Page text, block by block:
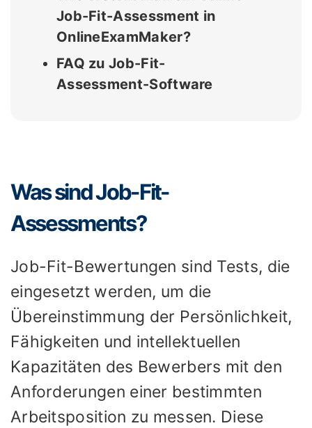
Job-Fit-Assessment in
OnlineExamMaker?
FAQ zu Job-Fit-
Assessment-Software
Was sind Job-Fit-
Assessments?
Job-Fit-Bewertungen sind Tests, die
eingesetzt werden, um die
Übereinstimmung der Persönlichkeit,
Fähigkeiten und intellektuellen
Kapazitäten des Bewerbers mit den
Anforderungen einer bestimmten
Arbeitsposition zu messen. Diese